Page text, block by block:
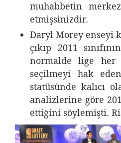
muhabbetin
etmişsinizdir.
Daryl Morey enseyi
çıkıp 2011
normalde lige her
seçilmeyi hak
statüsünde kalıcı
analizlerine göre
ettiğini söylemişti.